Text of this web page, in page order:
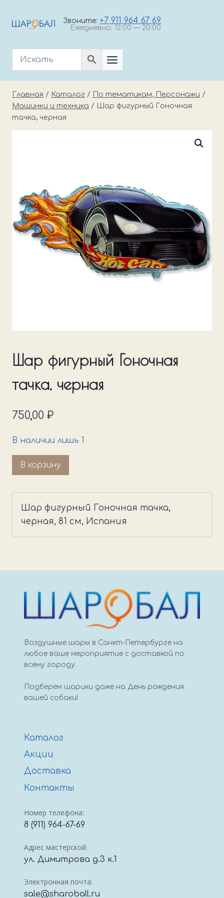
Звоните: +7 911 964 67 69
Ежедневно: 12:00 — 20:00
Главная / Каталог / По тематикам, Персонажи /
Машинки и техника /
Шар фигурный Гоночная
тачка, черная
Шар фигурный Гоночная
тачка, черная
750,00 ₽
В наличии лишь 1
Количество
товара
фигурный
Гоночная
тачка,
В корзину
Шар фигурный Гоночная тачка,
черная, 81 см, Испания
Воздушные шары в Санкт-Петербурге на
любое ваше мероприятие с доставкой по
всему городу.
Подберем шарики даже на День рождения
вашей собаки!
Каталог
Акции
Доставка
Контакты
Номер телефона:
8 (911) 964-67-69
Адрес мастерской:
ул. Димитрова д.3 к.1
Электронная почта:
sale@sharoball.ru